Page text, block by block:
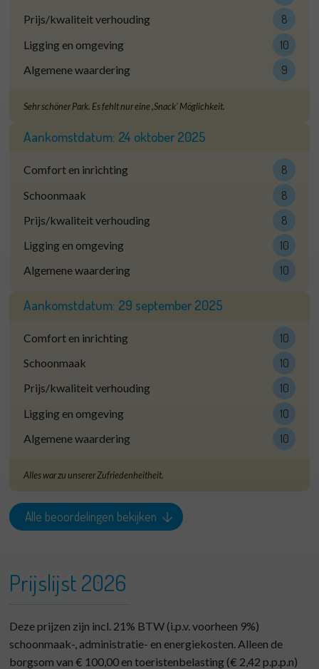
Prijs/kwaliteit verhouding 8
Ligging en omgeving 10
Algemene waardering 9
Sehr schöner Park. Es fehlt nur eine ,Snack' Möglichkeit.
Aankomstdatum: 24 oktober 2025
Comfort en inrichting 8
Schoonmaak 8
Prijs/kwaliteit verhouding 8
Ligging en omgeving 10
Algemene waardering 10
Aankomstdatum: 29 september 2025
Comfort en inrichting 10
Schoonmaak 10
Prijs/kwaliteit verhouding 10
Ligging en omgeving 10
Algemene waardering 10
Alles war zu unserer Zufriedenheitheit.
Alle beoordelingen bekijken
Prijslijst 2026
Deze prijzen zijn incl. 21% BTW (i.p.v. voorheen 9%)
schoonmaak-, administratie- en energiekosten. Alleen de
borgsom van € 100,00 en toeristenbelasting (€ 2,42 p.p.p.n)